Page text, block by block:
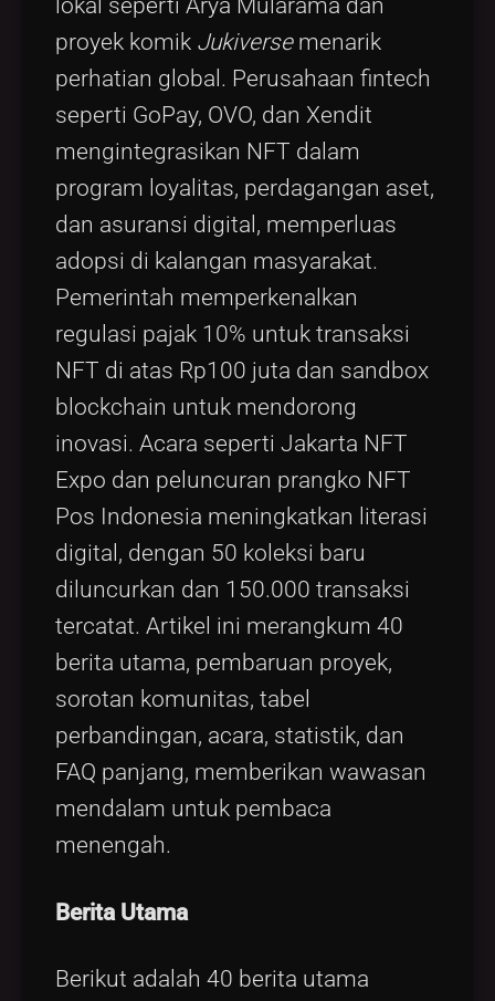
lokal seperti Arya Mularama dan
proyek komik Jukiversemenarik
perhatian global. Perusahaan fintech
seperti GoPay, OVO, dan Xendit
mengintegrasikan NFT dalam
program loyalitas, perdagangan aset,
dan asuransi digital, memperluas
adopsi di kalangan masyarakat.
Pemerintah memperkenalkan
regulasi pajak 10% untuk transaksi
NFT di atas Rp100 juta dan sandbox
blockchain untuk mendorong
inovasi. Acara seperti Jakarta NFT
Expo dan peluncuran prangko NFT
Pos Indonesia meningkatkan literasi
digital, dengan 50 koleksi baru
diluncurkan dan 150.000 transaksi
tercatat. Artikel ini merangkum 40
berita utama, pembaruan proyek,
sorotan komunitas, tabel
perbandingan, acara, statistik, dan
FAQ panjang, memberikan wawasan
mendalam untuk pembaca
menengah.
Berita Utama
Berikut adalah 40 berita utama